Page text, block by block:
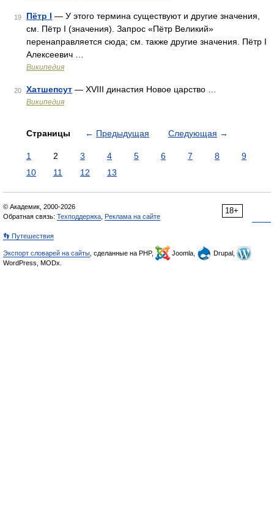
19 Пётр I — У этого термина существуют и другие значения,
см. Пётр I (значения). Запрос «Пётр Великий»
перенаправляется сюда; см. также другие значения. Пётр I
Алексеевич …
Википедия
20 Хатшепсут — XVIII династия Новое царство …
Википедия
Страницы ← Предыдущая Следующая →
1 2 3 4 5 6 7 8
9
10
11 12 13
18+
© Академик, 2000-2026
Обратная связь: Техподдержка Реклама на сайте
👣 Путешествия
Экспорт словарей на сайты , сделанные на PHP, Joomla,
Drupal,
WordPress, MODx.